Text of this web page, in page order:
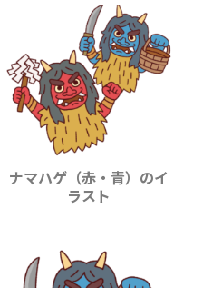
ナマハゲ（赤・青）のイ
ラスト